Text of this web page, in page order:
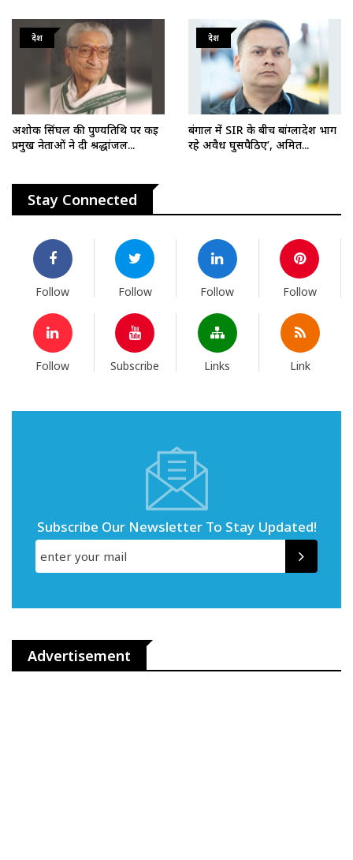
देश
अशोक सिंघल की पुण्यतिथि पर कई
प्रमुख नेताओं ने दी श्रद्धांजल...
देश
बंगाल में SIR के बीच बांग्लादेश भाग
रहे अवैध घुसपैठिए’, अमित...
Stay Connected
Follow Follow Follow Follow
Follow Subscribe Links Link
Subscribe Our Newsletter To Stay Updated!
Advertisement